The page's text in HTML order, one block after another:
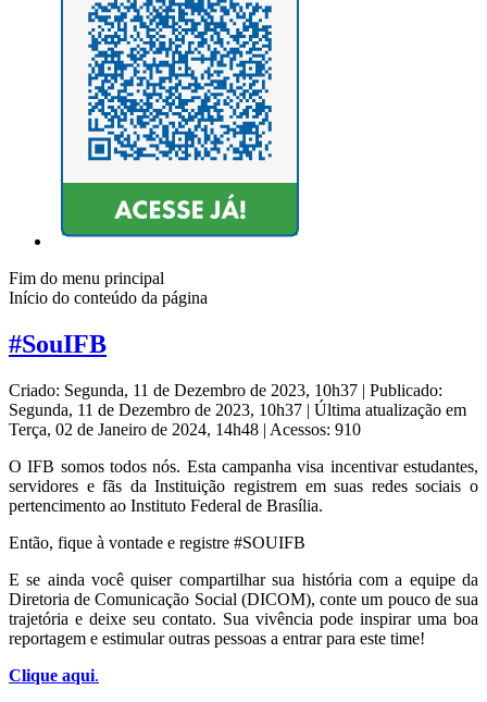
Fim do menu principal
Início do conteúdo da página
#SouIFB
Criado: Segunda, 11 de Dezembro de 2023, 10h37 | Publicado:
Segunda, 11 de Dezembro de 2023, 10h37 | Última atualização em
Terça, 02 de Janeiro de 2024, 14h48 | Acessos: 910
O IFB somos todos nós. Esta campanha visa incentivar estudantes,
servidores e fãs da Instituição registrem em suas redes sociais o
pertencimento ao Instituto Federal de Brasília.
Então, fique à vontade e registre #SOUIFB
E se ainda você quiser compartilhar sua história com a equipe da
Diretoria de Comunicação Social (DICOM), conte um pouco de sua
trajetória e deixe seu contato. Sua vivência pode inspirar uma boa
reportagem e estimular outras pessoas a entrar para este time!
Clique aqui.